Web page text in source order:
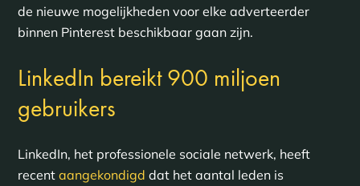
de nieuwe mogelijkheden voor elke adverteerder
binnen Pinterest beschikbaar gaan zijn.
LinkedIn bereikt 900 miljoen
gebruikers
LinkedIn, het professionele sociale netwerk, heeft
recent aangekondigd dat het aantal leden is